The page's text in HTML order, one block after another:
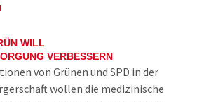
WILL
VERBESSERN
von Grünen und SPD in der
wollen die medizinische